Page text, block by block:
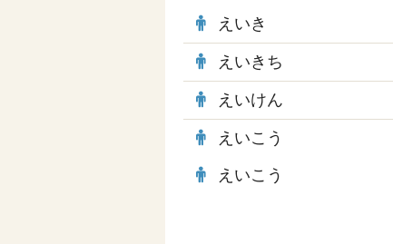
えいき
えいきち
えいけん
えいこう
えいこう